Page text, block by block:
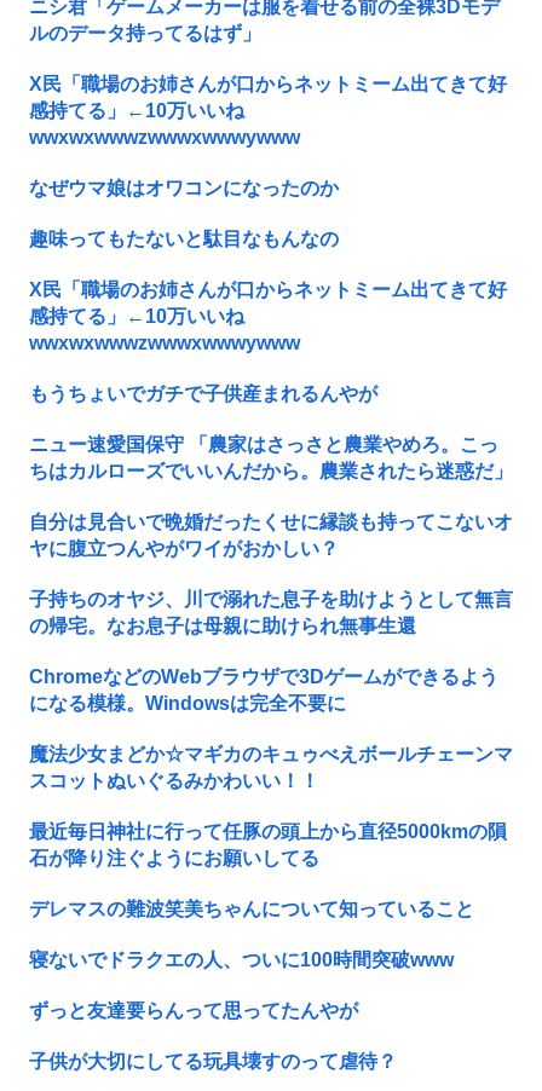
ニシ君「ゲームメーカーは服を着せる前の全裸3Dモデ
ルのデータ持ってるはず」
X民「職場のお姉さんが口からネットミーム出てきて好
感持てる」←10万いいね
wwxwxwwwzwwwxwwwywww
なぜウマ娘はオワコンになったのか
趣味ってもたないと駄目なもんなの
X民「職場のお姉さんが口からネットミーム出てきて好
感持てる」←10万いいね
wwxwxwwwzwwwxwwwywww
もうちょいでガチで子供産まれるんやが
ニュー速愛国保守 「農家はさっさと農業やめろ。こっ
ちはカルローズでいいんだから。農業されたら迷惑だ」
自分は見合いで晩婚だったくせに縁談も持ってこないオ
ヤに腹立つんやがワイがおかしい？
子持ちのオヤジ、川で溺れた息子を助けようとして無言
の帰宅。なお息子は母親に助けられ無事生還
ChromeなどのWebブラウザで3Dゲームができるよう
になる模様。Windowsは完全不要に
魔法少女まどか☆マギカのキュゥべえボールチェーンマ
スコットぬいぐるみかわいい！！
最近毎日神社に行って任豚の頭上から直径5000kmの隕
石が降り注ぐようにお願いしてる
デレマスの難波笑美ちゃんについて知っていること
寝ないでドラクエの人、ついに100時間突破www
ずっと友達要らんって思ってたんやが
子供が大切にしてる玩具壊すのって虐待？